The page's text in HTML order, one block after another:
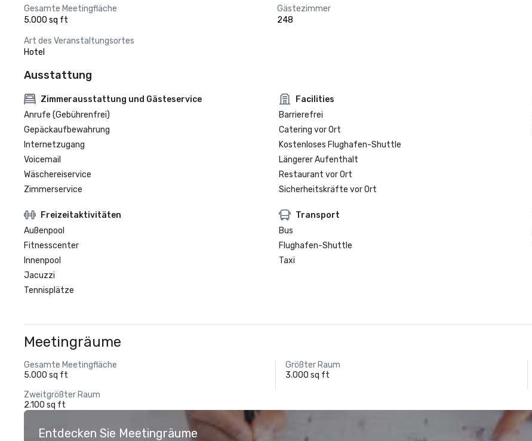
Gesamte Meetingfläche
5.000 sq ft
Gästezimmer
248
Art des Veranstaltungsortes
Hotel
Ausstattung
Zimmerausstattung und Gästeservice
Anrufe (Gebührenfrei)
Gepäckaufbewahrung
Internetzugang
Voicemail
Wäschereiservice
Zimmerservice
Facilities
Barrierefrei
Catering vor Ort
Kostenloses Flughafen-Shuttle
Längerer Aufenthalt
Restaurant vor Ort
Sicherheitskräfte vor Ort
Freizeitaktivitäten
Außenpool
Fitnesscenter
Innenpool
Jacuzzi
Tennisplätze
Transport
Bus
Flughafen-Shuttle
Taxi
Meetingräume
Gesamte Meetingfläche
5.000 sq ft
Größter Raum
3.000 sq ft
Zweitgrößter Raum
2.100 sq ft
Entdecken Sie Meetingräume